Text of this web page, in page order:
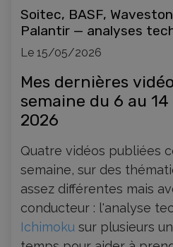
Soitec, BASF,
Palantir — analyses
Ichimoku semaine du 6
Le 15/05/2026
Mes dernières
semaine du 6 au 14
2026
Quatre vidéos publiées
semaine, sur des
assez différentes mais
conducteur : l'analyse
Ichimoku sur plusieurs